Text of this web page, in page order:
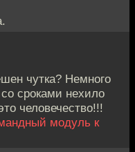
чутка? Немного
сроками нехило
человечество!!!
модуль к